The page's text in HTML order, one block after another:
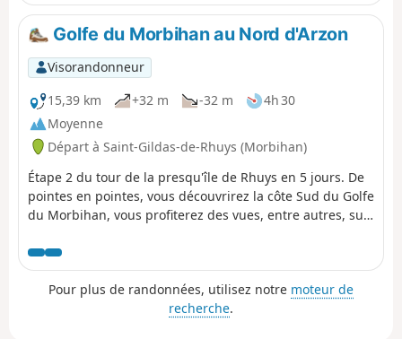
Cairn de Petit Mont avant d'arriver à Arzon, petite
commune bretonne située entre le Golfe du Morbihan et
l'océan, à l'extrémité de la Presqu'Île de Rhuys.
Golfe du Morbihan au Nord d'Arzon
Visorandonneur
15,39 km
+32 m -32 m
4h 30
Moyenne
Départ à Saint-Gildas-de-Rhuys (Morbihan)
Étape 2 du tour de la presqu'île de Rhuys en 5 jours. De
pointes en pointes, vous découvrirez la côte Sud du Golfe
du Morbihan, vous profiterez des vues, entre autres, sur
traversant des villages typiques, et en découvrant le
riche patrimoine mégalithique.
Pour plus de randonnées, utilisez notre moteur de
recherche.